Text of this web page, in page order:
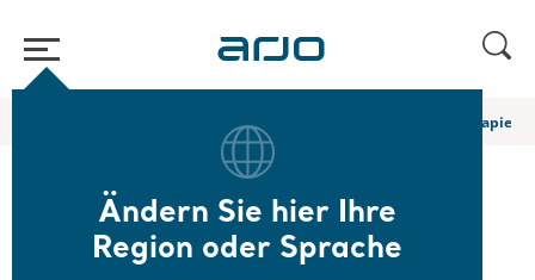
Ändern Sie hier Ihre
Region oder Sprache
Der Faktor Zeit bei der Wechseldruck-Therapie
Der Faktor Zeit